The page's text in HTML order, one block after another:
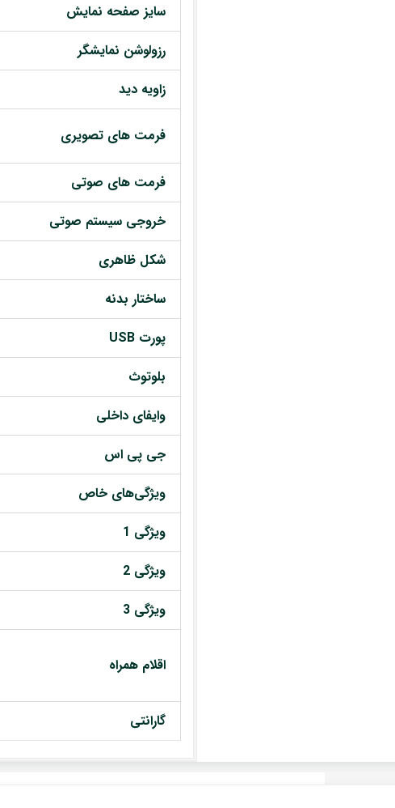
سایز صفحه نمایش
رزولوشن نمایشگر
زاویه دید
فرمت های تصویری
فرمت های صوتی
خروجی سیستم صوتی
شکل ظاهری
ساختار بدنه
پورت USB
بلوتوث
وایفای داخلی
جی پی اس
ویژگی‌های خاص
ویژگی 1
ویژگی 2
ویژگی 3
اقلام همراه
گارانتی